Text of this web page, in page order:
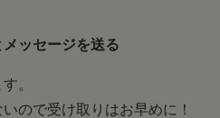
ッセージを送る
。
ので受け取りはお早めに！